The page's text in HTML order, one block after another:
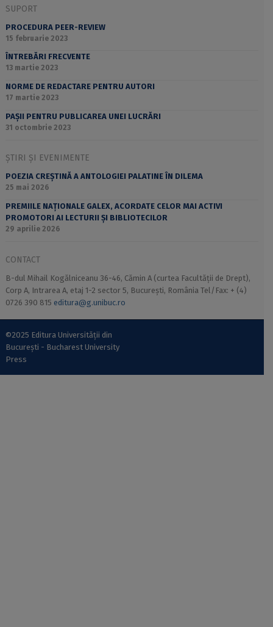
SUPORT
PROCEDURA PEER-REVIEW
15 februarie 2023
ÎNTREBĂRI FRECVENTE
13 martie 2023
NORME DE REDACTARE PENTRU AUTORI
17 martie 2023
PAȘII PENTRU PUBLICAREA UNEI LUCRĂRI
31 octombrie 2023
ȘTIRI ȘI EVENIMENTE
POEZIA CREȘTINĂ A ANTOLOGIEI PALATINE ÎN DILEMA
25 mai 2026
PREMIILE NAȚIONALE GALEX, ACORDATE CELOR MAI ACTIVI
PROMOTORI AI LECTURII ȘI BIBLIOTECILOR
29 aprilie 2026
CONTACT
B-dul Mihail Kogălniceanu 36-46, Cămin A (curtea Facultății de Drept),
Corp A, Intrarea A, etaj 1-2 sector 5, București, România Tel/Fax: + (4)
0726 390 815 editura@g.unibuc.ro
©2025 Editura Universității din
București - Bucharest University
Press